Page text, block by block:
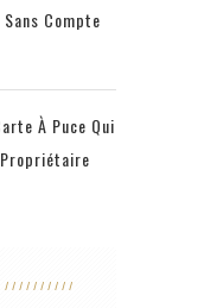
Compte
À Puce Qui